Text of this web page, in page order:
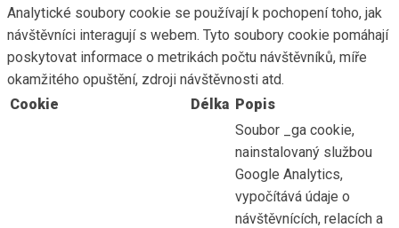
Analytické soubory cookie se používají k pochopení toho, jak
návštěvníci interagují s webem. Tyto soubory cookie pomáhají
poskytovat informace o metrikách počtu návštěvníků, míře
okamžitého opuštění, zdroji návštěvnosti atd.
Cookie
Délka Popis
Soubor _ga cookie,
nainstalovaný službou
Google Analytics,
vypočítává údaje o
návštěvnících, relacích a